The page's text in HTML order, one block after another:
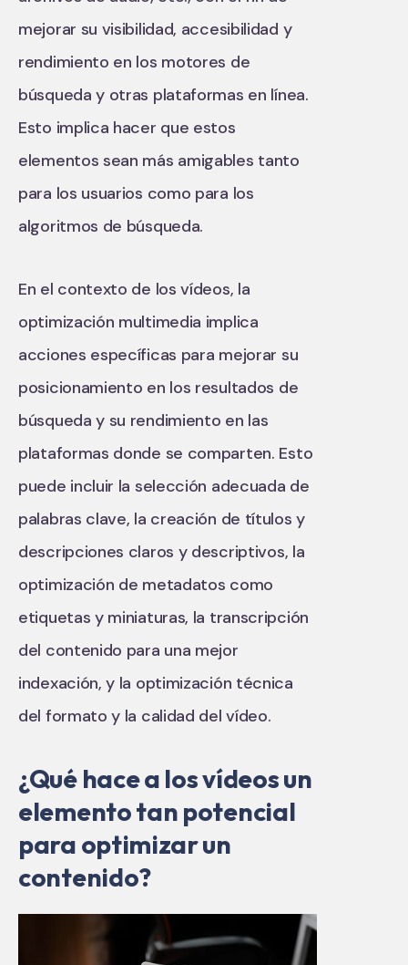
mejorar su visibilidad, accesibilidad y
rendimiento en los motores de
búsqueda y otras plataformas en línea.
Esto implica hacer que estos
elementos sean más amigables tanto
para los usuarios como para los
algoritmos de búsqueda.
En el contexto de los vídeos, la
optimización multimedia implica
acciones específicas para mejorar su
posicionamiento en los resultados de
búsqueda y su rendimiento en las
plataformas donde se comparten. Esto
puede incluir la selección adecuada de
palabras clave, la creación de títulos y
descripciones claros y descriptivos, la
optimización de metadatos como
etiquetas y miniaturas, la transcripción
del contenido para una mejor
indexación, y la optimización técnica
del formato y la calidad del vídeo.
¿Qué hace a los vídeos un
elemento tan potencial
para optimizar un
contenido?